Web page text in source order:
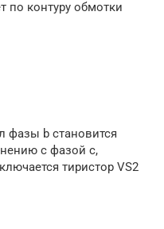
по контуру обмотки
фазы b становится
с фазой с,
тиристор VS2